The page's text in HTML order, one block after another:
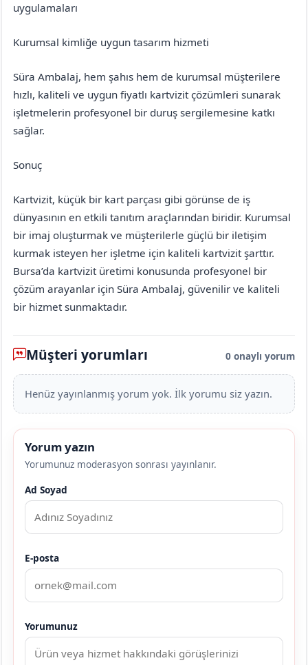
uygulamaları
Kurumsal kimliğe uygun tasarım hizmeti
Süra Ambalaj, hem şahıs hem de kurumsal müşterilere
hızlı, kaliteli ve uygun fiyatlı kartvizit çözümleri sunarak
işletmelerin profesyonel bir duruş sergilemesine katkı
sağlar.
Sonuç
Kartvizit, küçük bir kart parçası gibi görünse de iş
dünyasının en etkili tanıtım araçlarından biridir. Kurumsal
bir imaj oluşturmak ve müşterilerle güçlü bir iletişim
kurmak isteyen her işletme için kaliteli kartvizit şarttır.
Bursa’da kartvizit üretimi konusunda profesyonel bir
çözüm arayanlar için Süra Ambalaj, güvenilir ve kaliteli
bir hizmet sunmaktadır.
Müşteri yorumları 0 onaylı yorum
Henüz yayınlanmış yorum yok. İlk yorumu siz yazın.
Yorum yazın
Yorumunuz moderasyon sonrası yayınlanır.
Ad Soyad
E-posta
Yorumunuz